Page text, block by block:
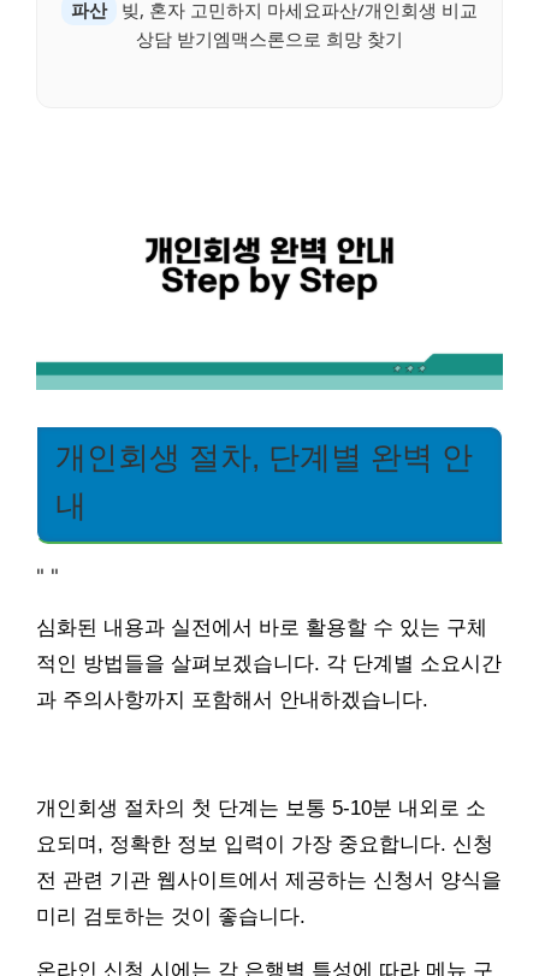
파산
빚, 혼자 고민하지 마세요파산/개인회생 비교
상담 받기엠맥스론으로 희망 찾기
개인회생 절차, 단계별 완벽 안
내
" "
심화된 내용과 실전에서 바로 활용할 수 있는 구체
적인 방법들을 살펴보겠습니다. 각 단계별 소요시간
과 주의사항까지 포함해서 안내하겠습니다.
개인회생 절차의 첫 단계는 보통 5-10분 내외로 소
요되며, 정확한 정보 입력이 가장 중요합니다. 신청
전 관련 기관 웹사이트에서 제공하는 신청서 양식을
미리 검토하는 것이 좋습니다.
온라인 신청 시에는 각 은행별 특성에 따라 메뉴 구